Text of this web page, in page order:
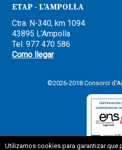
ETAP - L’AMPOLLA
Ctra. N-340, km 1094
43895 L’Ampolla
Tel. 977 470 586
Como llegar
©2026-2018 Consorci
Utilizamos cookies para garantizar que